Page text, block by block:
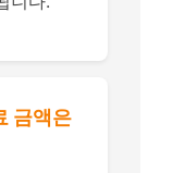
금액은